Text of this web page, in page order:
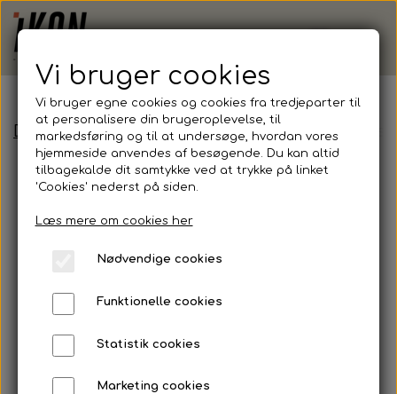
Demoshop - Efterskole Fruit of the Loom,
Vi bruger cookies
Vi bruger egne cookies og cookies fra tredjeparter til
at personalisere din brugeroplevelse, til
markedsføring og til at undersøge, hvordan vores
hjemmeside anvendes af besøgende. Du kan altid
tilbagekalde dit samtykke ved at trykke på linket
'Cookies' nederst på siden.
Læs mere om cookies her
Nødvendige cookies
Funktionelle cookies
Statistik cookies
Marketing cookies